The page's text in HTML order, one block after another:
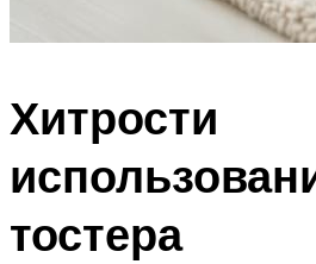
Хитрости
тостера